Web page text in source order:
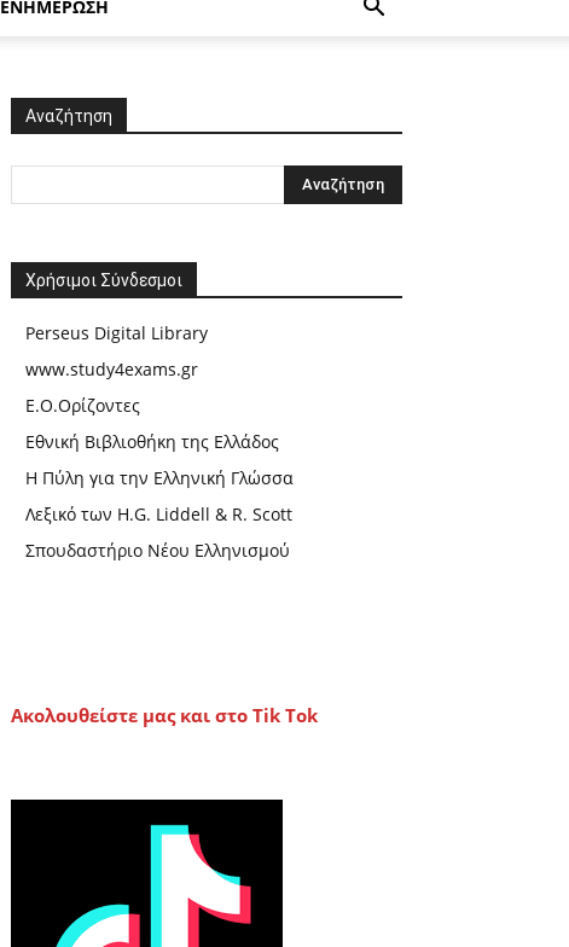
ΕΝΗΜΕΡΩΣΗ
Αναζήτηση
Χρήσιμοι Σύνδεσμοι
Perseus Digital Library
www.study4exams.gr
Ε.Ο.Ορίζοντες
Εθνική Βιβλιοθήκη της Ελλάδος
Η Πύλη για την Ελληνική Γλώσσα
Λεξικό των H.G. Liddell & R. Scott
Σπουδαστήριο Νέου Ελληνισμού
Ακολουθείστε μας και στο Tik Tok